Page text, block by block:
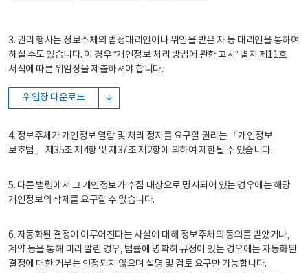
3. 권리 행사는 정보주체의 법정대리인이나 위임을 받은 자 등 대리인을 통하여
하실 수도 있습니다. 이 경우 “개인정보 처리 방법에 관한 고시” 별지 제11호
서식에 따른 위임장을 제출하셔야 합니다.
위임장 다운로드
4. 정보주체가 개인정보 열람 및 처리 정지를 요구할 권리는 「개인정보
보호법」 제35조 제4항 및 제37조 제2항에 의하여 제한될 수 있습니다.
5. 다른 법령에서 그 개인정보가 수집 대상으로 명시되어 있는 경우에는 해당
개인정보의 삭제를 요구할 수 없습니다.
6. 자동화된 결정이 이루어진다는 사실에 대해 정보주체의 동의를 받았거나,
계약 등을 통해 미리 알린 경우, 법률에 명확히 규정이 있는 경우에는 자동화된
결정에 대한 거부는 인정되지 않으며 설명 및 검토 요구만 가능합니다.